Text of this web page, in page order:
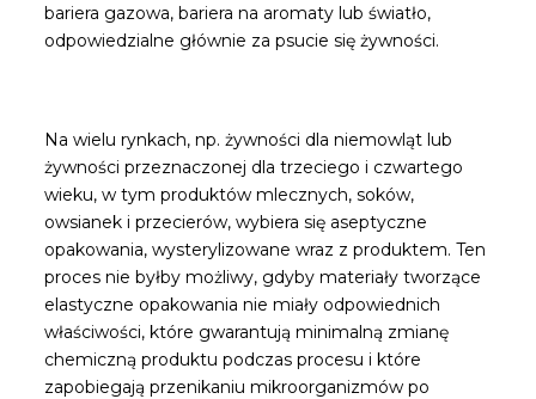
bariera gazowa, bariera na aromaty lub światło,
odpowiedzialne głównie za psucie się żywności.
Na wielu rynkach, np. żywności dla niemowląt lub
żywności przeznaczonej dla trzeciego i czwartego
wieku, w tym produktów mlecznych, soków,
owsianek i przecierów, wybiera się aseptyczne
opakowania, wysterylizowane wraz z produktem. Ten
proces nie byłby możliwy, gdyby materiały tworzące
elastyczne opakowania nie miały odpowiednich
właściwości, które gwarantują minimalną zmianę
chemiczną produktu podczas procesu i które
zapobiegają przenikaniu mikroorganizmów po